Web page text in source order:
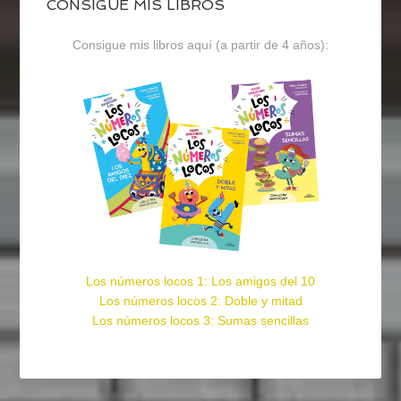
CONSIGUE MIS LIBROS
Consigue mis libros aquí (a partir de 4 años):
Los números locos 1: Los amigos del 10
Los números locos 2: Doble y mitad
Los números locos 3: Sumas sencillas